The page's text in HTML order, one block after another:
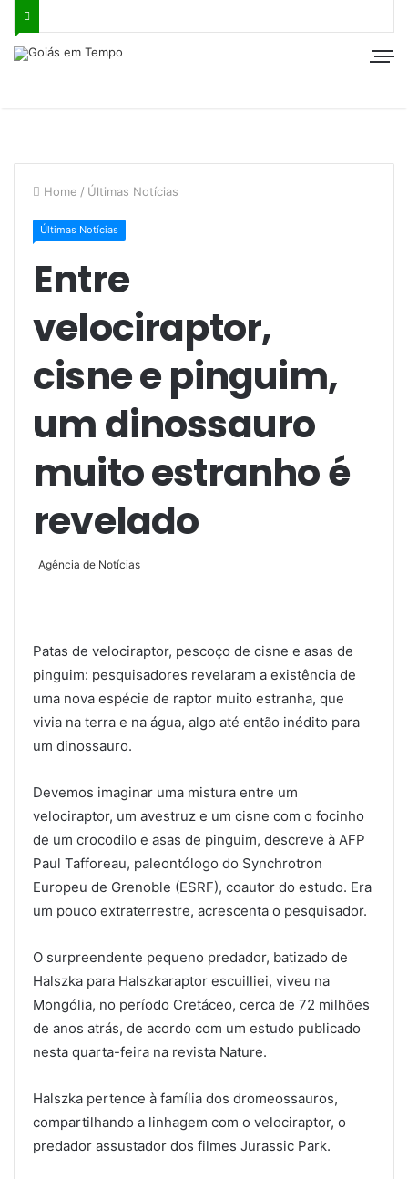
Home / Últimas Notícias
Últimas Notícias
Entre
velociraptor,
cisne e pinguim,
um dinossauro
muito estranho é
revelado
Agência de Notícias
Patas de velociraptor, pescoço de cisne e asas de
pinguim: pesquisadores revelaram a existência de
uma nova espécie de raptor muito estranha, que
vivia na terra e na água, algo até então inédito para
um dinossauro.
Devemos imaginar uma mistura entre um
velociraptor, um avestruz e um cisne com o focinho
de um crocodilo e asas de pinguim, descreve à AFP
Paul Tafforeau, paleontólogo do Synchrotron
Europeu de Grenoble (ESRF), coautor do estudo. Era
um pouco extraterrestre, acrescenta o pesquisador.
O surpreendente pequeno predador, batizado de
Halszka para Halszkaraptor escuilliei, viveu na
Mongólia, no período Cretáceo, cerca de 72 milhões
de anos atrás, de acordo com um estudo publicado
nesta quarta-feira na revista Nature.
Halszka pertence à família dos dromeossauros,
compartilhando a linhagem com o velociraptor, o
predador assustador dos filmes Jurassic Park.